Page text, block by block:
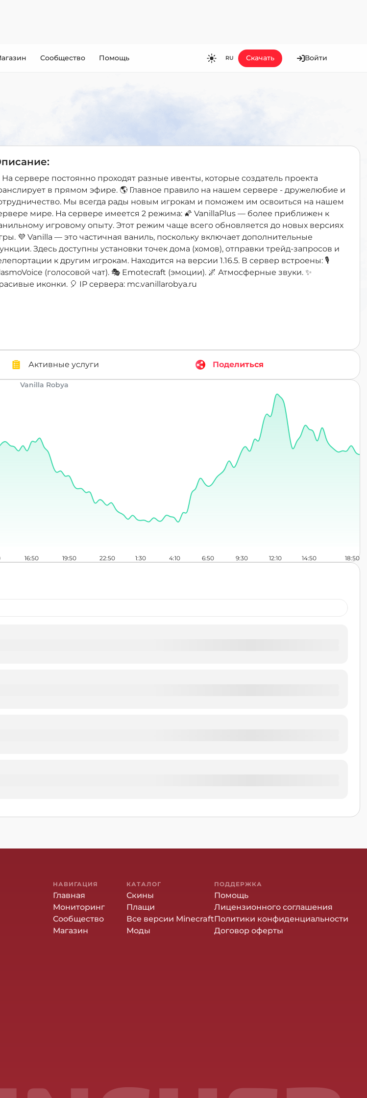
Сообщество Помощь RU
MS
PT
Скачать Войти
сервере постоянно проходят разные ивенты, которые создатель проекта
в прямом эфире. 🌎 Главное правило на нашем сервере - дружелюбие и
Мы всегда рады новым игрокам и поможем им освоиться на нашем
мире. На сервере имеется 2 режима: 🌠 VanillaPlus — более приближен к
игровому опыту. Этот режим чаще всего обновляется до новых версиях
💜 Vanilla — это частичная ваниль, поскольку включает дополнительные
Здесь доступны установки точек дома (хомов), отправки трейд-запросов и
к другим игрокам. Находится на версии 1.16.5. В сервер встроены: 🎙️
(голосовой чат). 🎭 Emotecraft (эмоции). 🌌 Атмосферные звуки. ✨
иконки. 🎈 IP сервера: mc.vanillarobya.ru
Активные услуги Поделиться
Vanilla Robya
16:50 19:50 22:50 1:30 4:10 6:50 9:30 12:10 14:50 18:50
НАВИГАЦИЯ
Главная
Мониторинг
Сообщество
Магазин
КАТАЛОГ
Скины
Плащи
Все версии Minecraft
Моды
ПОДДЕРЖКА
Помощь
Лицензионного соглашения
Политики конфиденциальности
Договор оферты